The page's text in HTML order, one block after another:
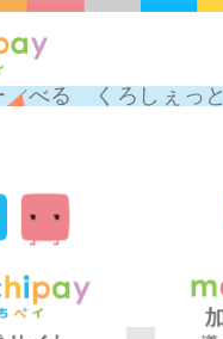
べる くろしぇっと